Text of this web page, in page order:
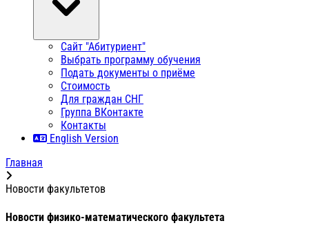
Сайт "Абитуриент"
Выбрать программу обучения
Подать документы о приёме
Стоимость
Для граждан СНГ
Группа ВКонтакте
Контакты
English Version
Главная
Новости факультетов
Новости физико-математического факультета